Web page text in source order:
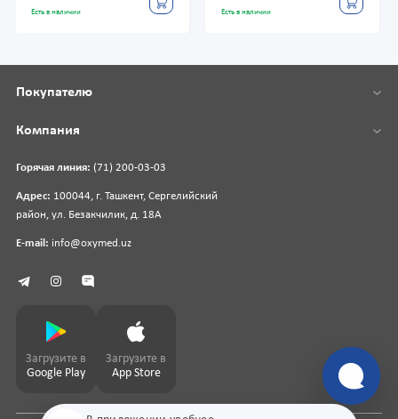
Есть в наличии Есть в наличии
Горячая линия: (71) 200-03-03
Адрес: 100044, г. Ташкент, Сергелийский
район, ул. Безакчилик, д. 18А
E-mail: info@oxymed.uz
Покупателю
Компания
Загрузите в
Google Play
Загрузите в
App Store